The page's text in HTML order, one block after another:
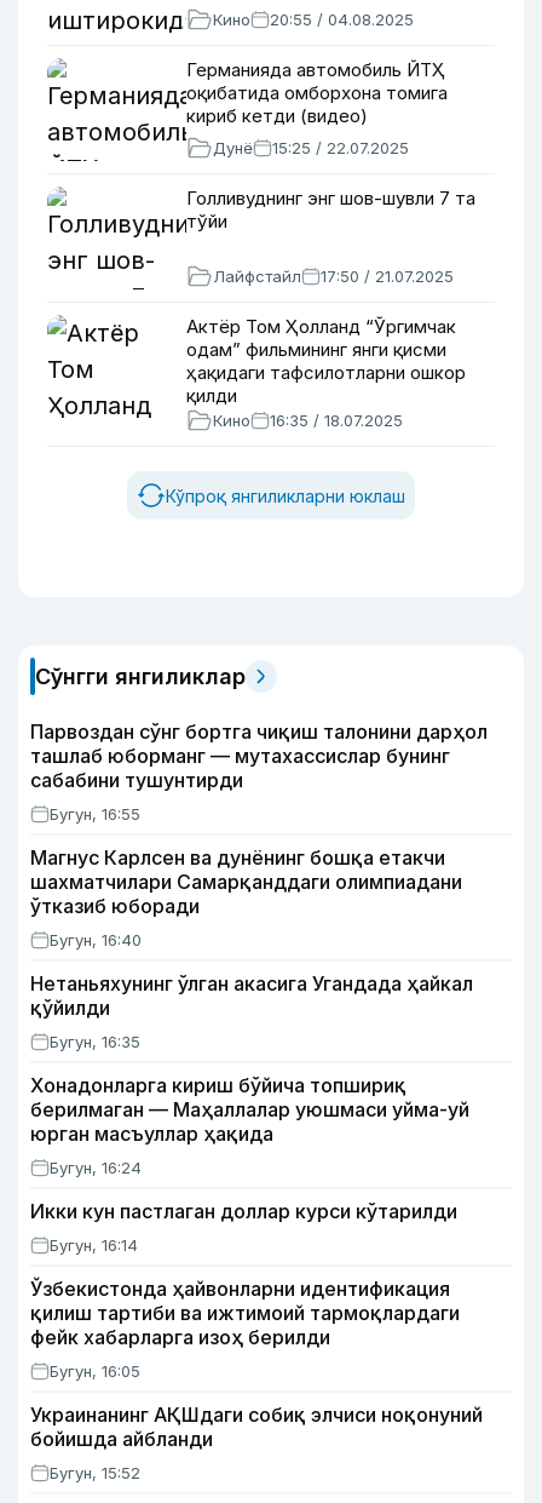
Кино 20:55 / 04.08.2025
Германияда автомобиль ЙТҲ
оқибатида омборхона томига
кириб кетди (видео)
Дунё 15:25 / 22.07.2025
Голливуднинг энг шов-шувли 7 та
тўйи
Лайфстайл 17:50 / 21.07.2025
Актёр Том Ҳолланд “Ўргимчак
одам” фильмининг янги қисми
ҳақидаги тафсилотларни ошкор
қилди
Кино 16:35 / 18.07.2025
Кўпроқ янгиликларни юклаш
Сўнгги янгиликлар
Парвоздан сўнг бортга чиқиш талонини дарҳол
ташлаб юборманг — мутахассислар бунинг
сабабини тушунтирди
Бугун, 16:55
Магнус Карлсен ва дунёнинг бошқа етакчи
шахматчилари Самарқанддаги олимпиадани
ўтказиб юборади
Бугун, 16:40
Нетаньяхунинг ўлган акасига Угандада ҳайкал
қўйилди
Бугун, 16:35
Хонадонларга кириш бўйича топшириқ
берилмаган — Маҳаллалар уюшмаси уйма-уй
юрган масъуллар ҳақида
Бугун, 16:24
Икки кун пастлаган доллар курси кўтарилди
Бугун, 16:14
Ўзбекистонда ҳайвонларни идентификация
қилиш тартиби ва ижтимоий тармоқлардаги
фейк хабарларга изоҳ берилди
Бугун, 16:05
Украинанинг АҚШдаги собиқ элчиси ноқонуний
бойишда айбланди
Бугун, 15:52